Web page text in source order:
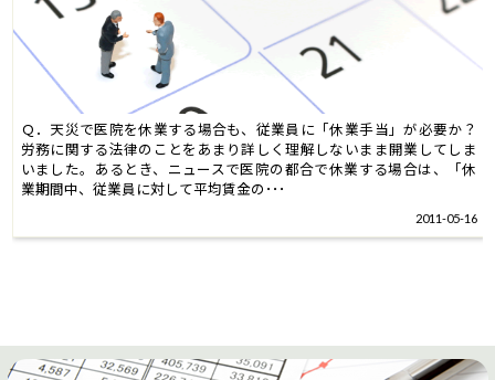
Ｑ．天災で医院を休業する場合も、従業員に「休業手当」が必要か？
労務に関する法律のことをあまり詳しく理解しないまま開業してしま
いました。あるとき、ニュースで医院の都合で休業する場合は、「休
業期間中、従業員に対して平均賃金の･･･
2011-05-16